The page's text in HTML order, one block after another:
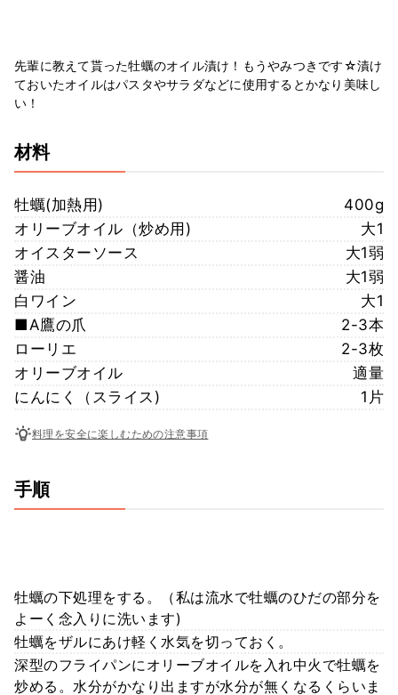
先輩に教えて貰った牡蠣のオイル漬け！もうやみつきです☆漬け
ておいたオイルはパスタやサラダなどに使用するとかなり美味し
い！
材料
牡蠣(加熱用)
400g
オリーブオイル（炒め用)
大1
オイスターソース
大1弱
醤油
大1弱
白ワイン
大1
■A鷹の爪
2-3本
ローリエ
2-3枚
オリーブオイル
適量
にんにく（スライス)
1片
料理を安全に楽しむための注意事項
手順
牡蠣の下処理をする。（私は流水で牡蠣のひだの部分を
よーく念入りに洗います)
牡蠣をザルにあけ軽く水気を切っておく。
深型のフライパンにオリーブオイルを入れ中火で牡蠣を
炒める。水分がかなり出ますが水分が無くなるくらいま